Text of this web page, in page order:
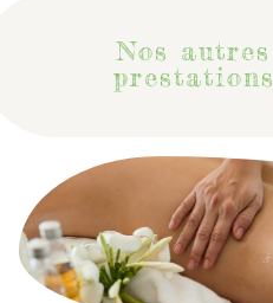
Nos autres
prestations